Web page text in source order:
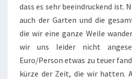
dass es sehr beeindruckend ist.
auch der Garten und die
die wir eine ganze Weile
wir uns leider nicht
Euro/Person etwas zu teuer
kürze der Zeit, die wir hatten.